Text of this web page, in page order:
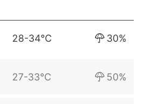
28-34°C 30%
27-33°C 50%